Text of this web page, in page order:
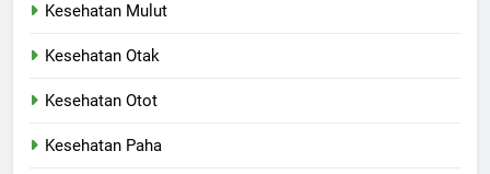
Kesehatan Mulut
Kesehatan Otak
Kesehatan Otot
Kesehatan Paha